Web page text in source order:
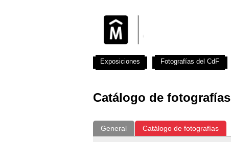
Catálogo de fotografías
General Catálogo de fotografías
Exposiciones Fotografías del CdF